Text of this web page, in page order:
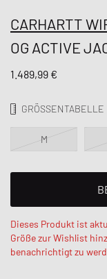
CARHARTT
OG ACTIVE
1.489,99 €
GRÖSSENTABELLE
M
Dieses Produkt ist
Größe zur Wishlist
benachrichtigt zu